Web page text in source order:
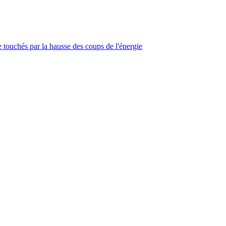
par la hausse des coups de l'énergie